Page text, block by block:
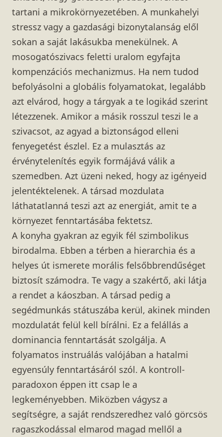
tartani a mikrokörnyezetében. A munkahelyi
stressz vagy a gazdasági bizonytalanság elől
sokan a saját lakásukba menekülnek. A
mosogatószivacs feletti uralom egyfajta
kompenzációs mechanizmus. Ha nem tudod
befolyásolni a globális folyamatokat, legalább
azt elvárod, hogy a tárgyak a te logikád szerint
létezzenek. Amikor a másik rosszul teszi le a
szivacsot, az agyad a biztonságod elleni
fenyegetést észlel. Ez a mulasztás az
érvénytelenítés egyik formájává válik a
szemedben. Azt üzeni neked, hogy az igényeid
jelentéktelenek. A társad mozdulata
láthatatlanná teszi azt az energiát, amit te a
környezet fenntartásába fektetsz.
A konyha gyakran az egyik fél szimbolikus
birodalma. Ebben a térben a hierarchia és a
helyes út ismerete morális felsőbbrendűséget
biztosít számodra. Te vagy a szakértő, aki látja
a rendet a káoszban. A társad pedig a
segédmunkás státuszába kerül, akinek minden
mozdulatát felül kell bírálni. Ez a felállás a
dominancia fenntartását szolgálja. A
folyamatos instruálás valójában a hatalmi
egyensúly fenntartásáról szól. A kontroll-
paradoxon éppen itt csap le a
legkeményebben. Miközben vágysz a
segítségre, a saját rendszeredhez való görcsös
ragaszkodással elmarod magad mellől a